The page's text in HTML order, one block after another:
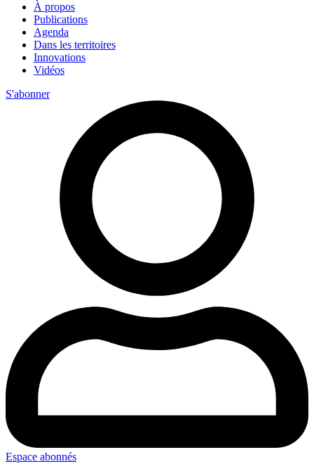
À propos
Publications
Agenda
Dans les territoires
Innovations
Vidéos
S'abonner
Espace abonnés